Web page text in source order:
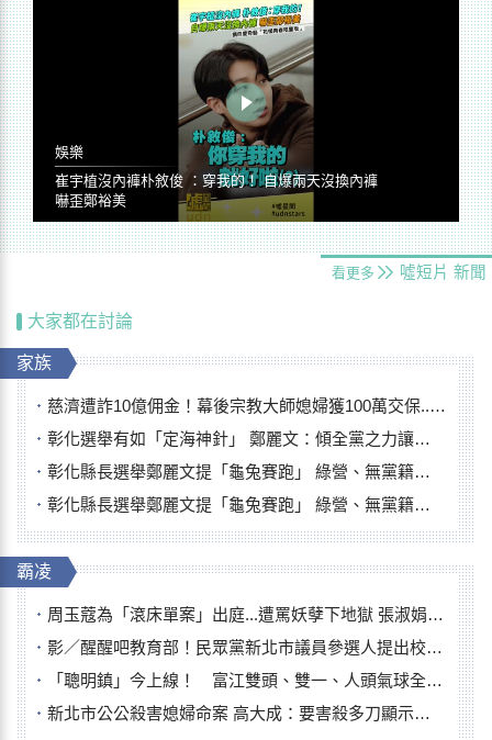
娛樂
崔宇植沒內褲朴敘俊 ：穿我的！ 自爆兩天沒換內褲
嚇歪鄭裕美
看更多 噓短片 新聞
大家都在討論
家族
慈濟遭詐10億佣金！幕後宗教大師媳婦獲100萬交保...快步奔離不發一語
彰化選舉有如「定海神針」 鄭麗文：傾全黨之力讓彰化贏
彰化縣長選舉鄭麗文提「龜兔賽跑」 綠營、無黨籍忙否認是烏龜
彰化縣長選舉鄭麗文提「龜兔賽跑」 綠營、無黨籍忙否認是烏龜
霸凌
周玉蔻為「滾床單案」出庭...遭罵妖孽下地獄 張淑娟批：舌頭殺人有罪
影／醒醒吧教育部！民眾黨新北市議員參選人提出校園反毒防線升級政見
「聰明鎮」今上線！ 富江雙頭、雙一、人頭氣球全登場
新北市公公殺害媳婦命案 高大成：要害殺多刀顯示怨恨深